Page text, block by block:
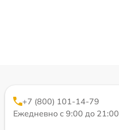
+7 (800) 101-14-79
Ежедневно с 9:00 до 21:00